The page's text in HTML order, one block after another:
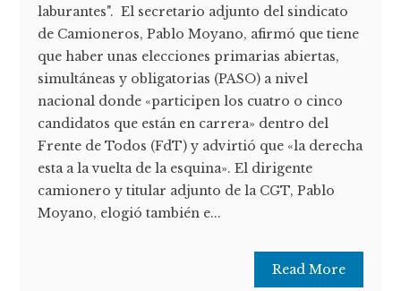
laburantes". El secretario adjunto del sindicato
de Camioneros, Pablo Moyano, afirmó que tiene
que haber unas elecciones primarias abiertas,
simultáneas y obligatorias (PASO) a nivel
nacional donde «participen los cuatro o cinco
candidatos que están en carrera» dentro del
Frente de Todos (FdT) y advirtió que «la derecha
esta a la vuelta de la esquina». El dirigente
camionero y titular adjunto de la CGT, Pablo
Moyano, elogió también e...
Read More